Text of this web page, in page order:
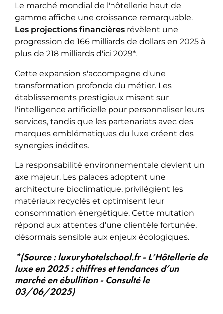
Le marché mondial de l'hôtellerie haut de
gamme affiche une croissance remarquable.
Les projections financières révèlent une
progression de 166 milliards de dollars en 2025 à
plus de 218 milliards d'ici 2029*.
Cette expansion s'accompagne d'une
transformation profonde du métier. Les
établissements prestigieux misent sur
l'intelligence artificielle pour personnaliser leurs
services, tandis que les partenariats avec des
marques emblématiques du luxe créent des
synergies inédites.
La responsabilité environnementale devient un
axe majeur. Les palaces adoptent une
architecture bioclimatique, privilégient les
matériaux recyclés et optimisent leur
consommation énergétique. Cette mutation
répond aux attentes d'une clientèle fortunée,
désormais sensible aux enjeux écologiques.
*(Source : luxuryhotelschool.fr - L’Hôtellerie de
luxe en 2025 : chiffres et tendances d’un
marché en ébullition - Consulté le
03/06/2025)